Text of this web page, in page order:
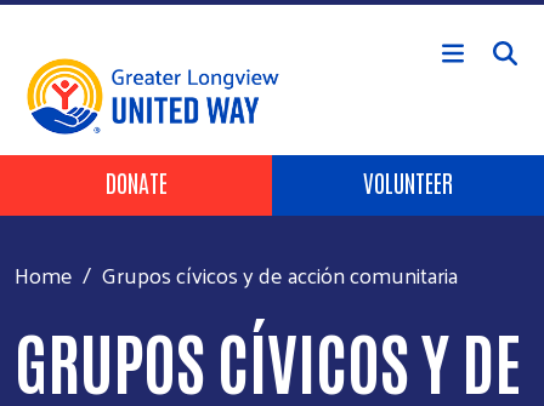
Skip to main content
Header Buttons
DONATE VOLUNTEER
Home Grupos cívicos y de acción comunitaria
GRUPOS CÍVICOS Y DE